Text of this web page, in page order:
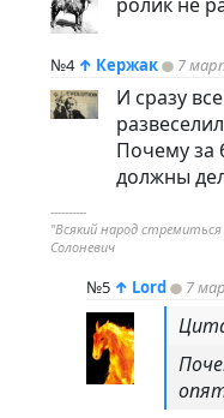
№4 ↑ Кержак 7
И сразу
Почему за
должны
----------
"Всякий народ
Солоневич
№5 ↑ Lord 7